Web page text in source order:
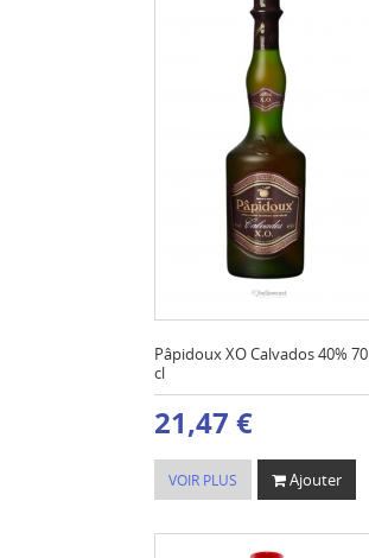
Pâpidoux XO Calvados 40% 70
cl
21,47 €
VOIR PLUS Ajouter